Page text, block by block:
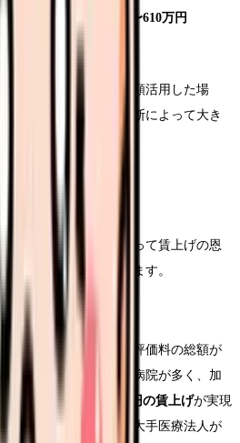
520〜610万円
万円 → 600〜730万円
ースアップ評価料を満額活用した場
額は、病院の経営判断によって大き
賃上げ額の違い
院の規模や地域によって賃上げの恩
体的な傾向を解説します。
は恩恵が大きい
いため、ベースアップ評価料の総額が
看護配置を取っている病院が多く、加
て、
月額2万〜2.5万円の賃上げが実現
学病院や国公立病院、大手医療法人が